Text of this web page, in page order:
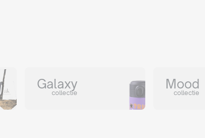
Galaxy
collectie
Mood
collectie